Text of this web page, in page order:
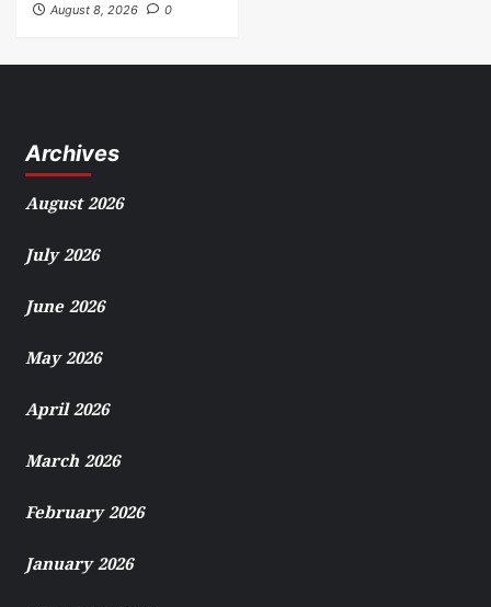
August 8, 2026
0
Archives
August 2026
July 2026
June 2026
May 2026
April 2026
March 2026
February 2026
January 2026